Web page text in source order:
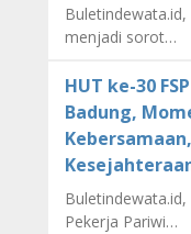
menjadi sorot…
HUT ke-30
Badung,
Pekerja Pariwi…